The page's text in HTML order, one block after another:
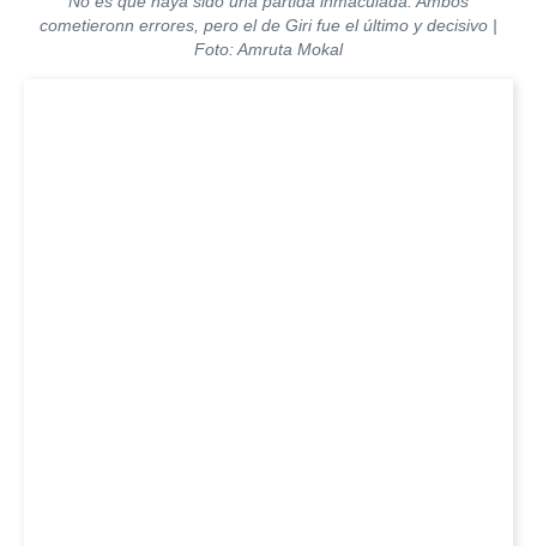
cometieronn errores, pero el de Giri fue el último y decisivo |
Foto: Amruta Mokal